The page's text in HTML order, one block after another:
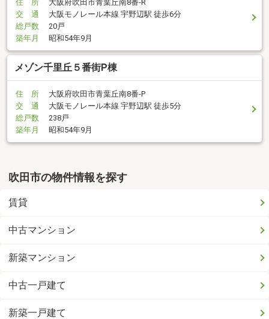
住 所
大阪府吹田市青葉丘南8番-R
交 通
大阪モノレール本線 宇野辺駅 徒歩6分
総戸数
20戸
築年月
昭和54年9月
メゾン千里丘５番街P棟
住 所
大阪府吹田市青葉丘南8番-P
交 通
大阪モノレール本線 宇野辺駅 徒歩5分
総戸数
238戸
築年月
昭和54年9月
吹田市の物件情報を探す
賃貸
中古マンション
新築マンション
中古一戸建て
新築一戸建て